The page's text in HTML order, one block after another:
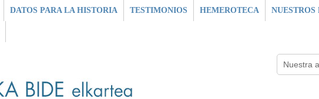
DATOS PARA LA HISTORIA TESTIMONIOS HEMEROTECA NUESTROS
Nuestra